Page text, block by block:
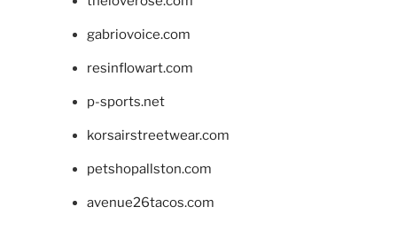
gabriovoice.com
resinflowart.com
p-sports.net
korsairstreetwear.com
petshopallston.com
avenue26tacos.com